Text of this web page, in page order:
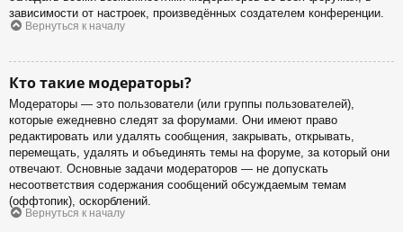
зависимости от настроек, произведённых создателем конференции.
Вернуться к началу
Кто такие модераторы?
Модераторы — это пользователи (или группы пользователей),
которые ежедневно следят за форумами. Они имеют право
редактировать или удалять сообщения, закрывать, открывать,
перемещать, удалять и объединять темы на форуме, за который они
отвечают. Основные задачи модераторов — не допускать
несоответствия содержания сообщений обсуждаемым темам
(оффтопик), оскорблений.
Вернуться к началу